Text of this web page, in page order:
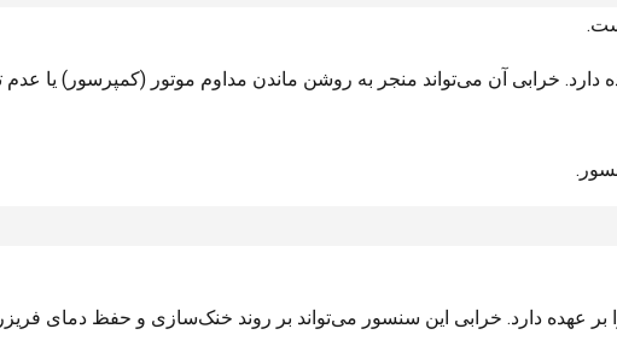
دارد. خرابی آن می‌تواند منجر به روشن ماندن مداوم موتور (کمپرسور) یا
دارد. خرابی این سنسور می‌تواند بر روند خنک‌سازی و حفظ دمای فریزر